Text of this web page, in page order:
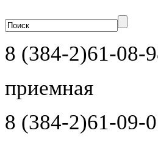
8 (384-2)61-08-
приемная
8 (384-2)61-09-